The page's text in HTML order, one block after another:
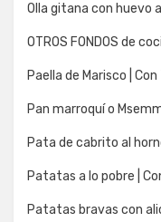
Olla gitana con huevo
OTROS FONDOS de
Paella de Marisco |
Pan marroquí o
Pata de cabrito al
Patatas a lo pobre |
Patatas bravas con